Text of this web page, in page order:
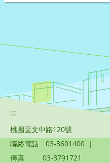
:::
桃園區文中路120號
聯絡電話
03-3601400 |
傳真
03-3791721